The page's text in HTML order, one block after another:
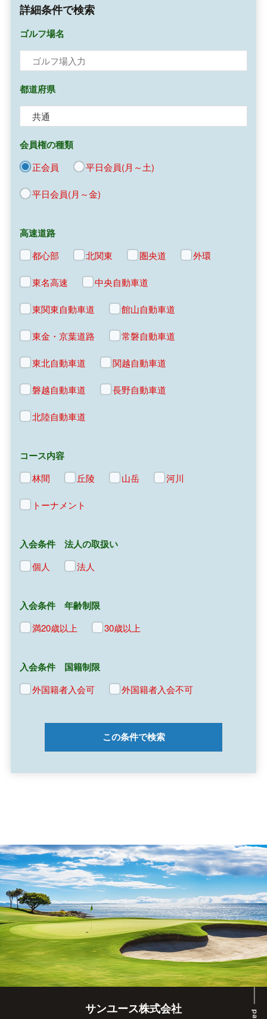
詳細条件で検索
ゴルフ場名
都道府県
会員権の種類
正会員 平日会員(月～土)
平日会員(月～金)
高速道路
都心部 北関東 圏央道 外環
東名高速 中央自動車道
東関東自動車道 館山自動車道
東金・京葉道路 常磐自動車道
東北自動車道 関越自動車道
磐越自動車道 長野自動車道
北陸自動車道
コース内容
林間 丘陵 山岳 河川
トーナメント
入会条件 法人の取扱い
個人 法人
入会条件 年齢制限
満20歳以上 30歳以上
入会条件 国籍制限
外国籍者入会可 外国籍者入会不可
サンユース株式会社